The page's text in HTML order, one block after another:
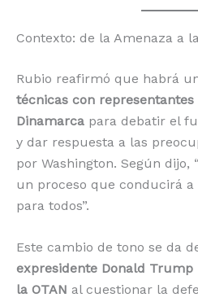
Contexto: de la Amenaza a
Rubio reafirmó que habrá
técnicas con representantes
Dinamarca para debatir el
y dar respuesta a las
por Washington. Según dijo,
un proceso que conducirá
para todos”.
Este cambio de tono se da
expresidente Donald
la OTAN al cuestionar la